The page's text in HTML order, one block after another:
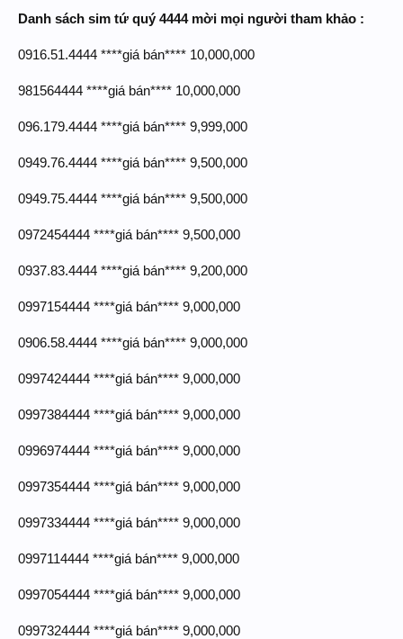
Danh sách sim tứ quý 4444 mời mọi người tham khảo :
0916.51.4444 ****giá bán**** 10,000,000
981564444 ****giá bán**** 10,000,000
096.179.4444 ****giá bán**** 9,999,000
0949.76.4444 ****giá bán**** 9,500,000
0949.75.4444 ****giá bán**** 9,500,000
0972454444 ****giá bán**** 9,500,000
0937.83.4444 ****giá bán**** 9,200,000
0997154444 ****giá bán**** 9,000,000
0906.58.4444 ****giá bán**** 9,000,000
0997424444 ****giá bán**** 9,000,000
0997384444 ****giá bán**** 9,000,000
0996974444 ****giá bán**** 9,000,000
0997354444 ****giá bán**** 9,000,000
0997334444 ****giá bán**** 9,000,000
0997114444 ****giá bán**** 9,000,000
0997054444 ****giá bán**** 9,000,000
0997324444 ****giá bán**** 9,000,000